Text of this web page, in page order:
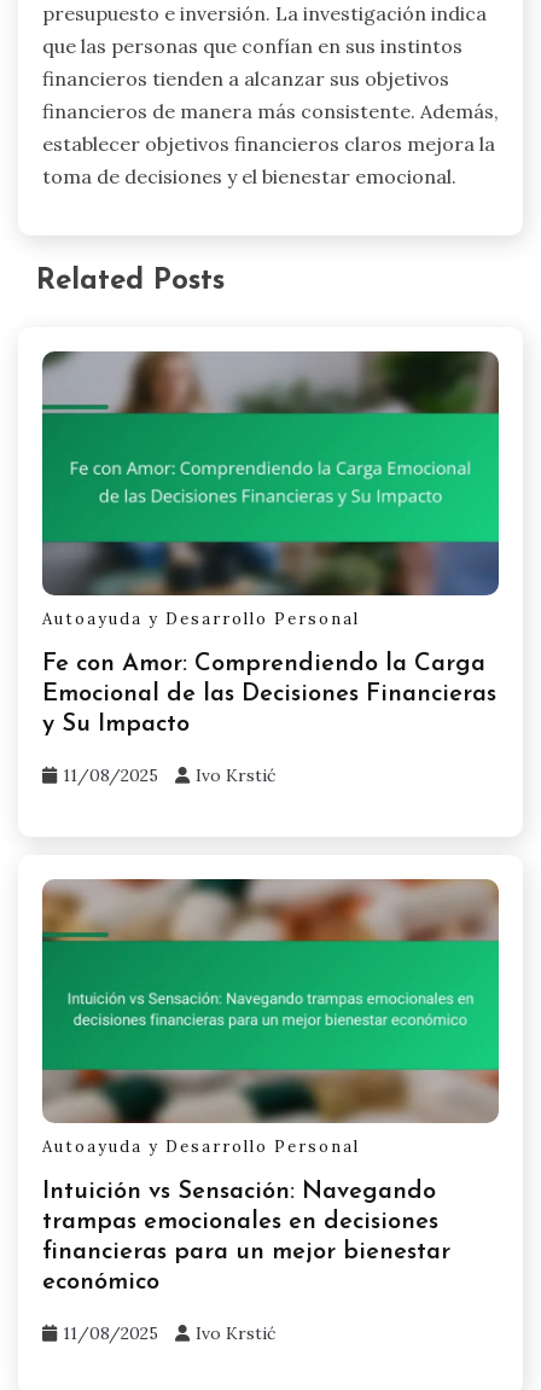
presupuesto e inversión. La investigación indica
que las personas que confían en sus instintos
financieros tienden a alcanzar sus objetivos
financieros de manera más consistente. Además,
establecer objetivos financieros claros mejora la
toma de decisiones y el bienestar emocional.
Related Posts
Autoayuda y Desarrollo Personal
Fe con Amor: Comprendiendo la Carga
Emocional de las Decisiones Financieras
y Su Impacto
11/08/2025 Ivo Krstić
Autoayuda y Desarrollo Personal
Intuición vs Sensación: Navegando
trampas emocionales en decisiones
financieras para un mejor bienestar
económico
11/08/2025 Ivo Krstić